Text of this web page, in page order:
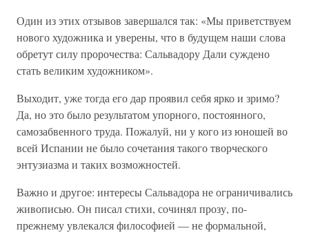
Один из этих отзывов завершался так: «Мы приветствуем
нового художника и уверены, что в будущем наши слова
обретут силу пророчества: Сальвадору Дали суждено
стать великим художником».
Выходит, уже тогда его дар проявил себя ярко и зримо?
Да, но это было результатом упорного, постоянного,
самозабвенного труда. Пожалуй, ни у кого из юношей во
всей Испании не было сочетания такого творческого
энтузиазма и таких возможностей.
Важно и другое: интересы Сальвадора не ограничивались
живописью. Он писал стихи, сочинял прозу, по-
прежнему увлекался философией — не формальной,